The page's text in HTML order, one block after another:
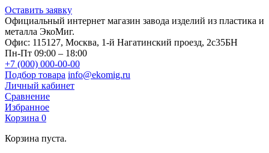
Оставить заявку
Официальный интернет магазин завода изделий из пластика и
металла ЭкоМиг.
Офис: 115127, Москва, 1-й Нагатинский проезд, 2с35БН
Пн-Пт 09:00 – 18:00
+7 (000) 000-00-00
Подбор товара info@ekomig.ru
Личный кабинет
Сравнение
Избранное
Корзина 0
Корзина пуста.